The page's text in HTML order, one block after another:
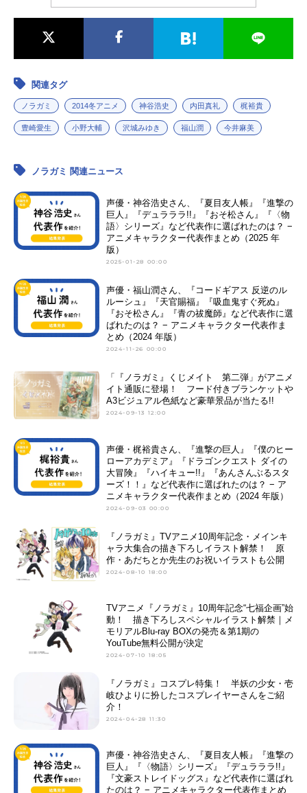
関連タグ
ノラガミ 2014冬アニメ 神谷浩史 内田真礼 梶裕貴
豊崎愛生 小野大輔 沢城みゆき 福山潤 今井麻美
ノラガミ 関連ニュース
声優・神谷浩史さん、『夏目友人帳』『進撃の
巨人』『デュラララ!!』『おそ松さん』『〈物
語〉シリーズ』など代表作に選ばれたのは？ −
アニメキャラクター代表作まとめ（2025 年
版）
2025-01-28 00:00
声優・福山潤さん、『コードギアス 反逆のル
ルーシュ』『天官賜福』『吸血鬼すぐ死ぬ』
『おそ松さん』『青の祓魔師』など代表作に選
ばれたのは？ − アニメキャラクター代表作ま
とめ（2024 年版）
2024-11-26 00:00
「『ノラガミ』くじメイト 第二弾」がアニメ
イト通販に登場！ フード付きブランケットや
A3ビジュアル色紙など豪華景品が当たる!!
2024-09-13 12:00
声優・梶裕貴さん、『進撃の巨人』『僕のヒー
ローアカデミア』『ドラゴンクエスト ダイの
大冒険』『ハイキュー!!』『あんさんぶるスタ
ーズ！！』など代表作に選ばれたのは？ − ア
ニメキャラクター代表作まとめ（2024 年版）
2024-09-03 00:00
『ノラガミ』TVアニメ10周年記念・メインキ
ャラ大集合の描き下ろしイラスト解禁！ 原
作・あだちとか先生のお祝いイラストも公開
2024-08-10 18:00
TVアニメ『ノラガミ』10周年記念“七福企画”始
動！ 描き下ろしスペシャルイラスト解禁｜メ
モリアルBlu-ray BOXの発売＆第1期の
YouTube無料公開が決定
2024-07-10 18:05
『ノラガミ』コスプレ特集！ 半妖の少女・壱
岐ひよりに扮したコスプレイヤーさんをご紹
介！
2024-04-28 11:30
声優・神谷浩史さん、『夏目友人帳』『進撃の
巨人』『〈物語〉シリーズ』『デュラララ!!』
『文豪ストレイドッグス』など代表作に選ばれ
たのは？ − アニメキャラクター代表作まとめ